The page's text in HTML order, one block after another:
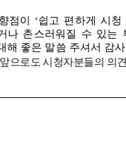
점이 ‘쉽고 편하게 시
나 촌스러워질 수 있는
해 좋은 말씀 주셔서 감
앞으로도 시청자분들의 의